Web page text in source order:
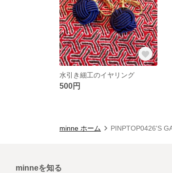
水引き細工のイヤリング
500円
minne ホーム PINPTOP0426'S
minneを知る